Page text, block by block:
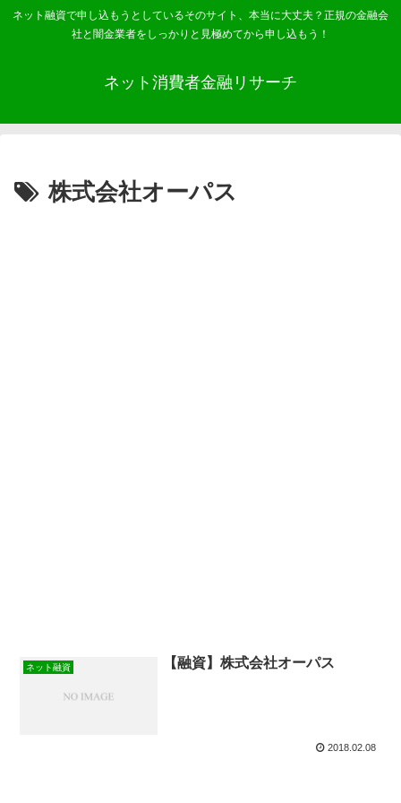
ネット融資で申し込もうとしているそのサイト、本当に大丈夫？正規の金融会
社と闇金業者をしっかりと見極めてから申し込もう！
ネット消費者金融リサーチ
株式会社オーパス
ネット融資 【融資】株式会社オーパス
2018.02.08